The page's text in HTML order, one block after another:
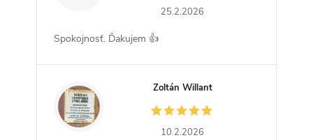
25.2.2026
Spokojnosť. Ďakujem 👍
ZW
Zoltán Willant
10.2.2026